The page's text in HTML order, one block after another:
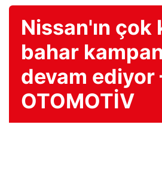
Nissan'ın çok
bahar
devam ediyor
OTOMOTİV